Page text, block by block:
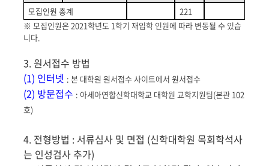
모집인원 총계
221
※ 모집인원은 2021학년도 1학기 재입학 인원에 따라 변동될 수 있습
니다.
3. 원서접수 방법
(1) 인터넷 : 본 대학원 원서접수 사이트에서 원서접수
(2) 방문접수 : 아세아연합신학대학교 대학원 교학지원팀(본관 102
호)
4. 전형방법 : 서류심사 및 면접 (신학대학원 목회학석사
는 인성검사 추가)